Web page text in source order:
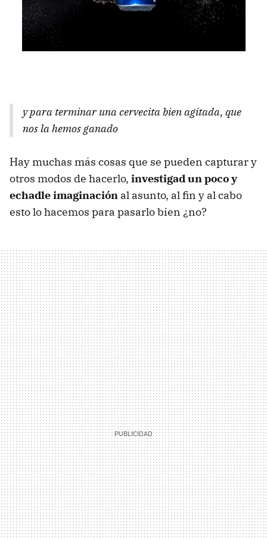
y para terminar una cervecita bien agitada, que
nos la hemos ganado
Hay muchas más cosas que se pueden capturar y
otros modos de hacerlo, investigad un poco y
echadle imaginación al asunto, al fin y al cabo
esto lo hacemos para pasarlo bien ¿no?